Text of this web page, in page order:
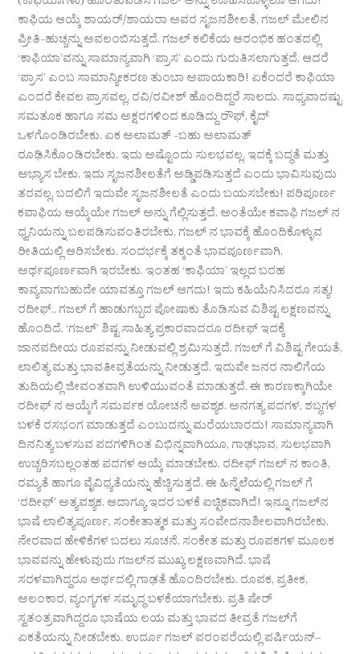
ಕಾಫಿಯ ಆಯ್ಕೆ ಶಾಯರ್/ಶಾಯರಾ ಅವರ ಸೃಜನಶೀಲತೆ, ಗಜಲ್ ಮೇಲಿನ
ಪ್ರೀತಿ-ಹುಚ್ಚನ್ನು ಅವಲಂಬಿಸುತ್ತದೆ. ಗಜಲ್ ಕಲಿಕೆಯ ಆರಂಭಿಕ ಹಂತದಲ್ಲಿ
‘ಕಾಫಿಯಾ’ವನ್ನು ಸಾಮಾನ್ಯವಾಗಿ ‘ಪ್ರಾಸ’ ಎಂದು ಗುರುತಿಸಲಾಗುತ್ತದೆ. ಆದರೆ
‘ಪ್ರಾಸ’ ಎಂಬ ಸಾಮಾನ್ಯೀಕರಣ ತುಂಬಾ ಅಪಾಯಕಾರಿ! ಏಕೆಂದರೆ ಕಾಫಿಯಾ
ಎಂದರೆ ಕೇವಲ ಪ್ರಾಸವಲ್ಲ, ರವಿ/ರವೀಶ್ ಹೊಂದಿದ್ದರೆ ಸಾಲದು. ಸಾಧ್ಯವಾದಷ್ಟು
ಸಮತೂಕ ಹಾಗೂ ಸಮ ಅಕ್ಷರಗಳಿಂದ ಕೂಡಿದ್ದು ರೌಫ್, ಕೈದ್
ಒಳಗೊಂಡಿರಬೇಕು. ಏಕ ಅಲಾಮತ್ -ಬಹು ಅಲಾಮತ್
ರೂಢಿಸಿಕೊಂಡಿರಬೇಕು. ಇದು ಅಷ್ಟೊಂದು ಸುಲಭವಲ್ಲ, ಇದಕ್ಕೆ ಬದ್ಧತೆ ಮತ್ತು
ಅಭ್ಯಾಸ ಬೇಕು. ಇದು ಸೃಜನಶೀಲತೆಗೆ ಅಡ್ಡಿಪಡಿಸುತ್ತದೆ ಎಂದು ಭಾವಿಸುವುದು
ತರವಲ್ಲ, ಬದಲಿಗೆ ಇದುವೇ ಸೃಜನಶೀಲತೆ ಎಂದು ಬಯಸಬೇಕು! ಪರಿಪೂರ್ಣ
ಕವಾಫಿಯ ಆಯ್ಕೆಯೇ ಗಜಲ್ ಅನ್ನು ಗೆಲ್ಲಿಸುತ್ತದೆ. ಅಂತೆಯೇ ಕವಾಫಿ ಗಜಲ್ ನ
ಧ್ವನಿಯನ್ನು ಬಲಪಡಿಸುವಂತಿರಬೇಕು, ಗಜಲ್ ನ ಭಾವಕ್ಕೆ ಹೊಂದಿಕೊಳ್ಳುವ
ರೀತಿಯಲ್ಲಿ ಆರಿಸಬೇಕು. ಸಂದರ್ಭಕ್ಕೆ ತಕ್ಕಂತೆ ಭಾವಪೂರ್ಣವಾಗಿ,
ಅರ್ಥಪೂರ್ಣವಾಗಿ ಇರಬೇಕು. ಇಂತಹ ‘ಕಾಫಿಯಾ’ ಇಲ್ಲದ ಬರಹ
ಕಾವ್ಯವಾಗಬಹುದೇ ಯಾವತ್ತೂ ಗಜಲ್ ಆಗದು! ಇದು ಕಹಿಯೆನಿಸಿದರೂ ಸತ್ಯ!
ರದೀಫ್.. ಗಜಲ್ ಗೆ ಹಾಡುಗಬ್ಬದ ಪೋಷಾಕು ತೊಡಿಸುವ ವಿಶಿಷ್ಟ ಲಕ್ಷಣವನ್ನು
ಹೊಂದಿದೆ. ‘ಗಜಲ್’ ಶಿಷ್ಟ ಸಾಹಿತ್ಯ ಪ್ರಕಾರವಾದರೂ ರದೀಫ್ ಇದಕ್ಕೆ
ಜಾನಪದೀಯ ರೂಪವನ್ನು ನೀಡುವಲ್ಲಿ ಶ್ರಮಿಸುತ್ತದೆ. ಗಜಲ್ ಗೆ ವಿಶಿಷ್ಟ ಗೇಯತೆ,
ಲಾಲಿತ್ಯ ಮತ್ತು ಭಾವತೀವ್ರತೆಯನ್ನು ನೀಡುತ್ತದೆ. ಇದುವೇ ಜನರ ನಾಲಿಗೆಯ
ತುದಿಯಲ್ಲಿ ಜೀವಂತವಾಗಿ ಉಳಿಯುವಂತೆ ಮಾಡುತ್ತದೆ. ಈ ಕಾರಣಕ್ಕಾಗಿಯೇ
ರದೀಫ್ ನ ಆಯ್ಕೆಗೆ ಸಮರ್ಪಕ ಯೋಚನೆ ಅವಶ್ಯಕ. ಅನಗತ್ಯ ಪದಗಳ, ಶಬ್ಧಗಳ
ಬಳಕೆ ರಸಭಂಗ ಮಾಡುತ್ತದೆ ಎಂಬುದನ್ನು ಮರೆಯಬಾರದು! ಸಾಮಾನ್ಯವಾಗಿ
ದಿನನಿತ್ಯ ಬಳಸುವ ಪದಗಳಿಗಿಂತ ವಿಭಿನ್ನವಾಗಿಯೂ, ಗಾಢಭಾವ, ಸುಲಭವಾಗಿ
ಉಚ್ಚರಿಸಬಲ್ಲಂತಹ ಪದಗಳ ಆಯ್ಕೆ ಮಾಡಬೇಕು. ರದೀಫ್ ಗಜಲ್ ನ ಕಾಂತಿ,
ರಮ್ಯತೆ ಹಾಗೂ ವೈವಿಧ್ಯತೆಯನ್ನು ಹೆಚ್ಚಿಸುತ್ತದೆ. ಈ ಹಿನ್ನೆಲೆಯಲ್ಲಿ ಗಜಲ್ ಗೆ
‘ರದೀಫ್’ ಅತ್ಯವಶ್ಯಕ. ಆದಾಗ್ಯೂ ಇದರ ಬಳಕೆ ಐಚ್ಛಿಕವಾಗಿದೆ! ಇನ್ನೂ ಗಜಲ್‌ನ
ಭಾಷೆ ಲಾಲಿತ್ಯಪೂರ್ಣ, ಸಂಕೇತಾತ್ಮಕ ಮತ್ತು ಸಂವೇದನಾಶೀಲವಾಗಿರಬೇಕು.
ನೇರವಾದ ಹೇಳಿಕೆಗಳ ಬದಲು ಸೂಚನೆ, ಸಂಕೇತ ಮತ್ತು ರೂಪಕಗಳ ಮೂಲಕ
ಭಾವವನ್ನು ಹೇಳುವುದು ಗಜಲ್‌ನ ಮುಖ್ಯ ಲಕ್ಷಣವಾಗಿದೆ. ಭಾಷೆ
ಸರಳವಾಗಿದ್ದರೂ ಅರ್ಥದಲ್ಲಿ ಗಾಢತೆ ಹೊಂದಿರಬೇಕು. ರೂಪಕ, ಪ್ರತೀಕ,
ಅಲಂಕಾರ, ವ್ಯಂಗ್ಯಗಳ ಸಮೃದ್ಧ ಬಳಕೆಯಾಗಬೇಕು. ಪ್ರತಿ ಷೇರ್
ಸ್ವತಂತ್ರವಾಗಿದ್ದರೂ ಭಾಷೆಯ ಲಯ ಮತ್ತು ಭಾವದ ತೀವ್ರತೆ ಗಜಲ್‌ಗೆ
ಏಕತೆಯನ್ನು ನೀಡಬೇಕು. ಉರ್ದೂ ಗಜಲ್ ಪರಂಪರೆಯಲ್ಲಿ ಪರ್ಷಿಯನ್–